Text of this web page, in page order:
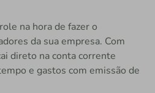
na hora de fazer o
da sua empresa. Com
direto na conta corrente
e gastos com emissão de